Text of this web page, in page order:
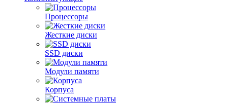
Процессоры
Жесткие диски
SSD диски
Модули памяти
Корпуса